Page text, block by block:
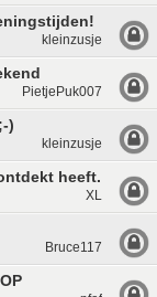
kleinzusje
PietjePuk007
)
kleinzusje
heeft.
XL
Bruce117